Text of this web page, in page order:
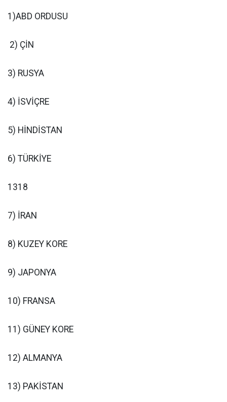
1)ABD ORDUSU
2) ÇİN
3) RUSYA
4) İSVİÇRE
5) HİNDİSTAN
6) TÜRKİYE
1318
7) İRAN
8) KUZEY KORE
9) JAPONYA
10) FRANSA
11) GÜNEY KORE
12) ALMANYA
13) PAKİSTAN